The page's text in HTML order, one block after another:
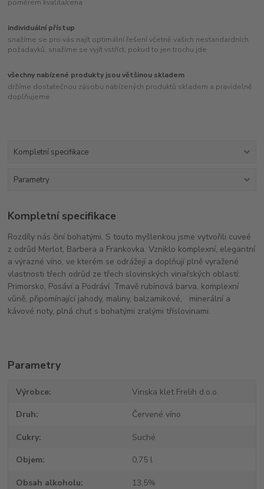
poměrem kvalita/cena
individuální přístup
snažíme se pro vás najít optimální řešení včetně vašich nestandardních
požadavků, snažíme se vyjít vstříct, pokud to jen trochu jde
všechny nabízené produkty jsou většinou skladem
držíme dostatečnou zásobu nabízených produktů skladem a pravidelně
doplňujeme
Kompletní specifikace
Parametry
Kompletní specifikace
Rozdíly nás činí bohatými. S touto myšlenkou jsme vytvořili cuveé
z odrůd Merlot, Barbera a Frankovka. Vzniklo komplexní, elegantní
a výrazné víno, ve kterém se odrážejí a doplňují plně vyražené
vlastnosti třech odrůd ze třech slovinských vinařských oblastí:
Primorsko, Posáví a Podráví. Tmavě rubínová barva, komplexní
vůně, připomínající jahody, maliny, balzamikové, minerální a
kávové noty, plná chuť s bohatými zralými tříslovinami.
Parametry
Výrobce Vinska klet Frelih d.o.o.
Druh Červené víno
Cukry Suché
Objem 0,75 l
Obsah alkoholu 13,5%